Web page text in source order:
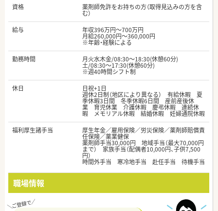
資格
薬剤師免許をお持ちの方（取得見込みの方を含
む）
給与
年収396万円～700万円
月給260,000円～360,000円
※年齢・経験による
勤務時間
月火水木金/08:30～18:30(休憩60分)
土/08:30～17:30(休憩60分)
※週40時間シフト制
休日
日祝+1日
週休2日制（地区により異なる） 有給休暇 夏
季休暇3日間 冬季休暇6日間 産前産後休
業 育児休業 介護休暇 慶弔休暇 連続休
暇 メモリアル休暇 結婚休暇 妊婦通院休暇
福利厚生諸手当
厚生年金／雇用保険／労災保険／薬剤師賠償責
任保険／薬業健保
薬剤師手当30,000円 地域手当（最大70,000円
まで） 家族手当（配偶者10,000円、子供7,500
円）
時間外手当 寒冷地手当 赴任手当 待機手当
職場情報